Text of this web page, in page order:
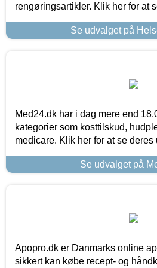
rengøringsartikler. Klik her for at
Se udvalget på
Med24.dk har i dag mere end
kategorier som kosttilskud,
medicare. Klik her for at se deres
Se udvalget på
Apopro.dk er Danmarks online
sikkert kan købe recept- og